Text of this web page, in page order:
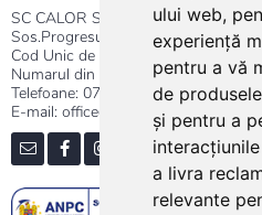
ului web,
experiență
pentru a vă
de
și pentru a
a livra
relevante
SC CALOR SRL
Sos.Progresului nr.30-40, Sector 5,
Cod Unic de Inregistrare: RO
Numarul din Registrul
Telefoane: 0737.23.44.44|
E-mail: office@calor.ro